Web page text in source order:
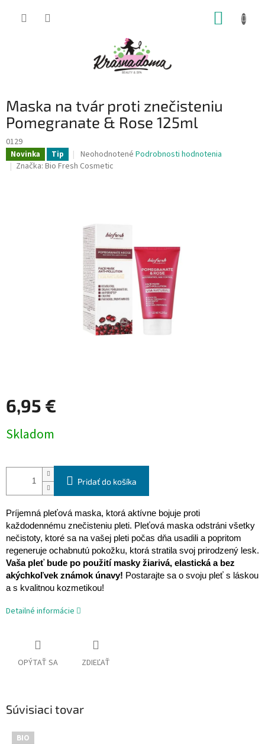
Maska na tvár proti znečisteniu
Pomegranate & Rose 125ml
0129
Novinka Tip
Priemerné
hodnotenie
hviezdičiek.
Neohodnotené Podrobnosti hodnotenia
Značka: Bio Fresh Cosmetic
6,95 €
cena:
Skladom
Pridať do košíka
Príjemná pleťová maska, ktorá aktívne bojuje proti
každodennému znečisteniu pleti. Pleťová maska odstráni všetky
nečistoty, ktoré sa na vašej pleti počas dňa usadili a popritom
regeneruje ochabnutú pokožku, ktorá stratila svoj prirodzený lesk.
Vaša pleť bude po použití masky žiarivá, elastická a bez
akýchkoľvek známok únavy! Postarajte sa o svoju pleť s láskou
a s kvalitnou kozmetikou!
Detailné informácie
OPÝTAŤ SA ZDIEĽAŤ
Súvisiaci tovar
BIO